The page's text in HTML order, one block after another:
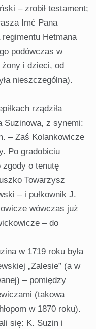
– zrobił testament;
Imć Pana
Hetmana
podówczas w
i dzieci, od
nieszczególna).
rządziła
Suzinowa, z synemi:
– Zaś Kolankowicze
Po gradobiciu
o tenutę
Towarzysz
– i pułkownik J.
wówczas już
– do
w 1719 roku była
„Zalesie” (a w
– pomiędzy
(takowa
w 1870 roku).
się: K. Suzin i